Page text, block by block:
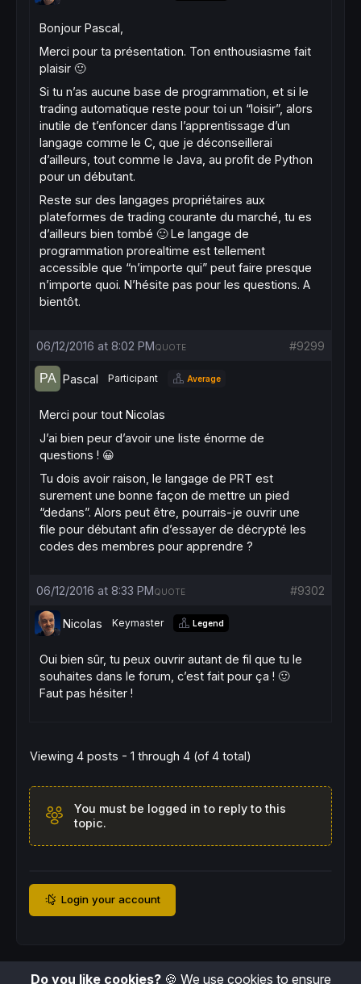
Bonjour Pascal,
Merci pour ta présentation. Ton enthousiasme fait
plaisir 🙂
Si tu n’as aucune base de programmation, et si le
trading automatique reste pour toi un “loisir”, alors
inutile de t’enfoncer dans l’apprentissage d’un
langage comme le C, que je déconseillerai
d’ailleurs, tout comme le Java, au profit de Python
pour un débutant.
Reste sur des langages propriétaires aux
plateformes de trading courante du marché, tu es
d’ailleurs bien tombé 🙂 Le langage de
programmation prorealtime est tellement
accessible que “n’importe qui” peut faire presque
n’importe quoi. N’hésite pas pour les questions. A
bientôt.
06/12/2016 at 8:02 PM #9299
QUOTE
Pascal Participant Average
Merci pour tout Nicolas
J’ai bien peur d’avoir une liste énorme de
questions ! 😀
Tu dois avoir raison, le langage de PRT est
surement une bonne façon de mettre un pied
“dedans”. Alors peut être, pourrais-je ouvrir une
file pour débutant afin d’essayer de décrypté les
codes des membres pour apprendre ?
06/12/2016 at 8:33 PM #9302
QUOTE
Nicolas Keymaster Legend
Oui bien sûr, tu peux ouvrir autant de fil que tu le
souhaites dans le forum, c’est fait pour ça ! 🙂
Faut pas hésiter !
Viewing 4 posts - 1 through 4 (of 4 total)
You must be logged in to reply to this
topic.
Login your account
Do you like cookies?🍪 We use cookies to ensure